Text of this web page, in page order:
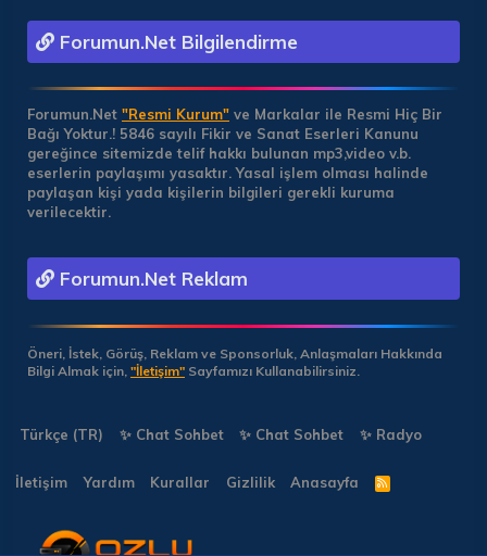
Forumun.Net Bilgilendirme
Forumun.Net "Resmi Kurum" ve Markalar ile Resmi Hiç Bir
Bağı Yoktur.! 5846 sayılı Fikir ve Sanat Eserleri Kanunu
gereğince sitemizde telif hakkı bulunan mp3,video v.b.
eserlerin paylaşımı yasaktır. Yasal işlem olması halinde
paylaşan kişi yada kişilerin bilgileri gerekli kuruma
verilecektir.
Forumun.Net Reklam
Öneri, İstek, Görüş, Reklam ve Sponsorluk, Anlaşmaları Hakkında
Bilgi Almak için, "İletişim" Sayfamızı Kullanabilirsiniz.
Türkçe (TR) ✨ Chat Sohbet ✨ Chat Sohbet ✨ Radyo
İletişim Yardım Kurallar Gizlilik Anasayfa
R
S